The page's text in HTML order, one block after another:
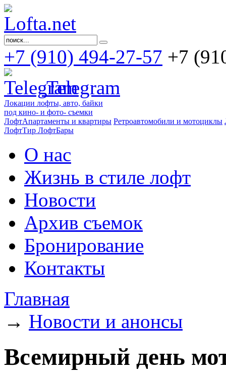
+7 (910) 494-27-57 +7
Telegram
Локации лофты, авто, байки
под кино- и фото- съемки
ЛофтАпартаменты и квартиры Ретроавтомобили и мотоциклы
ЛофтТир ЛофтБары
О нас
Жизнь в стиле лофт
Новости
Архив съемок
Бронирование
Контакты
Главная
→ Новости и анонсы
Всемирный день